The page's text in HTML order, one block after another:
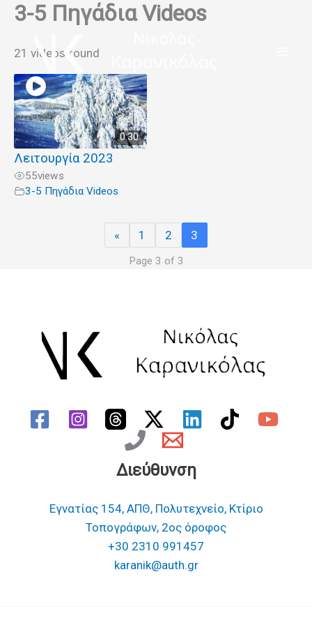
Μετάβαση
περιεχόμενο
3-5 Πηγάδια Videos
21 videos found
0:30
Λειτουργία 2023
55views
3-5 Πηγάδια Videos
« 1 2 3
Page 3 of 3
Διεύθυνση
Εγνατίας 154, ΑΠΘ, Πολυτεχνείο, Κτίριο
Τοπογράφων, 2ος όροφος
+30 2310 991457
karanik@auth.gr